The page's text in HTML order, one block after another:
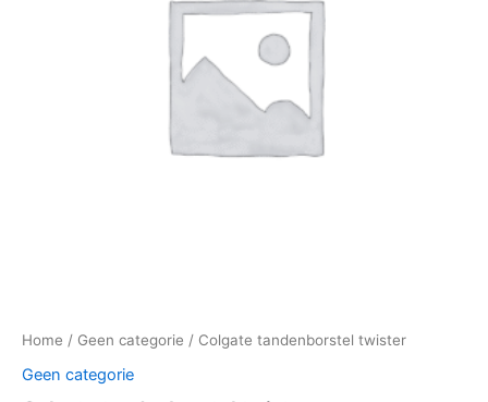
Home / Geen categorie / Colgate tandenborstel twister
Geen categorie